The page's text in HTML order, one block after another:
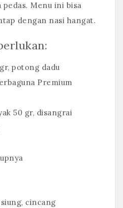
pedas. Menu ini bisa
dengan nasi hangat.
potong dadu
Premium
50 gr, disangrai
cincang